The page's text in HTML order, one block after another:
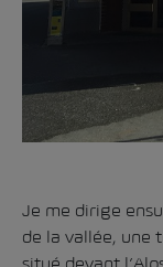
Je me dirige
de la vallée, une
situé devant